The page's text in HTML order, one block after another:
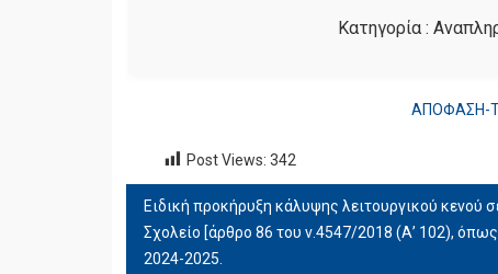
Κατηγορία :
ΑΠΟΦΑΣΗ-
Post Views: 342
ΠΛΟΉΓΗΣΗ
ΆΡΘΡΩΝ
Ειδική προκήρυξη κάλυψης λειτουργικού κενού
Σχολείο [άρθρο 86 του ν.4547/2018 (Α’ 102), όπως
2024-2025.